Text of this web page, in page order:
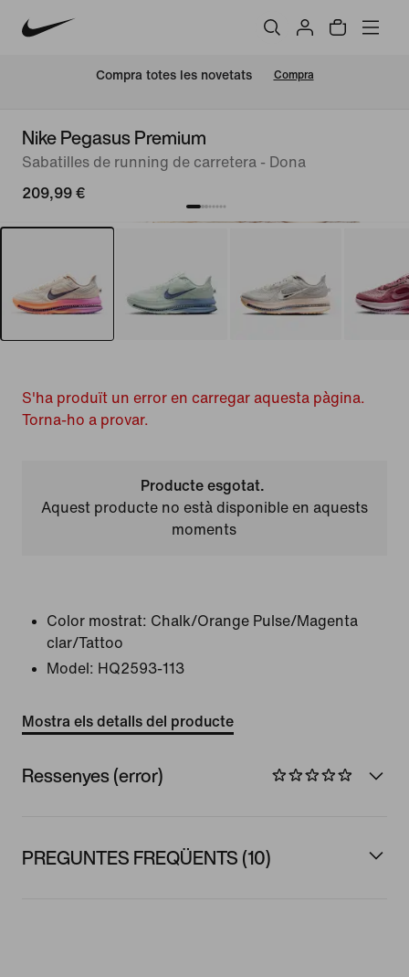
Compra totes les novetats Compra
Nike Pegasus Premium
Sabatilles de running de carretera - Dona
209,99 €
S'ha produït un error en carregar aquesta pàgina.
Torna-ho a provar.
Producte esgotat.
Aquest producte no està disponible en aquests
moments
Color mostrat: Chalk/Orange Pulse/Magenta
clar/Tattoo
Model: HQ2593-113
Mostra els detalls del producte
Ressenyes (error)
PREGUNTES FREQÜENTS (10)